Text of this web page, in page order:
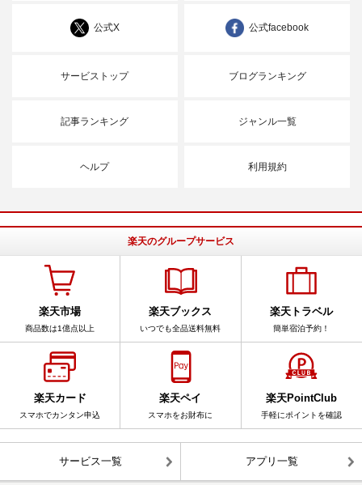
公式X 公式facebook
サービストップ ブログランキング
記事ランキング ジャンル一覧
ヘルプ 利用規約
楽天のグループサービス
楽天市場
商品数は1億点以上
楽天ブックス
いつでも全品送料無料
楽天トラベル
簡単宿泊予約！
楽天カード
スマホでカンタン申込
楽天ペイ
スマホをお財布に
楽天PointClub
手軽にポイントを確認
サービス一覧 アプリ一覧